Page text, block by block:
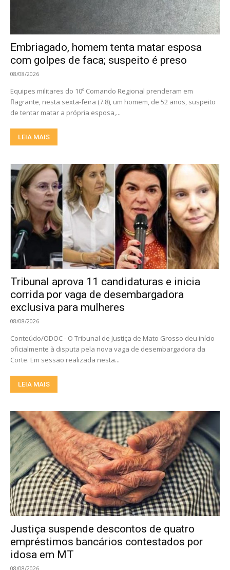
Embriagado, homem tenta matar esposa
com golpes de faca; suspeito é preso
08/08/2026
Equipes militares do 10º Comando Regional prenderam em
flagrante, nesta sexta-feira (7.8), um homem, de 52 anos, suspeito
de tentar matar a própria esposa,...
LEIA MAIS
Tribunal aprova 11 candidaturas e inicia
corrida por vaga de desembargadora
exclusiva para mulheres
08/08/2026
Conteúdo/ODOC - O Tribunal de Justiça de Mato Grosso deu início
oficialmente à disputa pela nova vaga de desembargadora da
Corte. Em sessão realizada nesta...
LEIA MAIS
Justiça suspende descontos de quatro
empréstimos bancários contestados por
idosa em MT
08/08/2026